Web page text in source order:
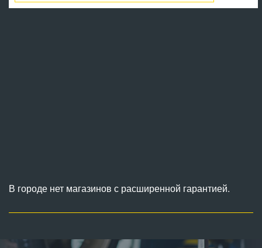
В городе нет магазинов с расширенной гарантией.